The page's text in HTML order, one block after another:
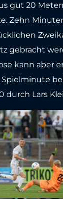
gut 20
Zehn
gebracht
kann aber
Lars